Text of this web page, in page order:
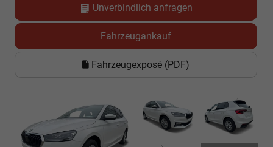
Unverbindlich anfragen
Fahrzeugankauf
Fahrzeugexposé (PDF)